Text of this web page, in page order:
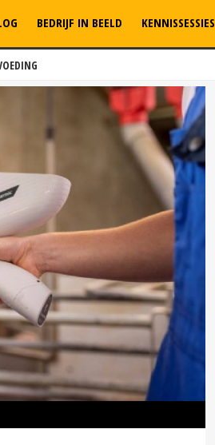
BEDRIJF IN BEELD KENNISSESSIES